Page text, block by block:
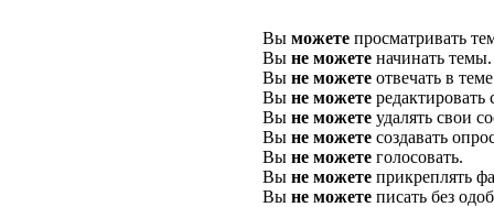
Вы можете просматривать
Вы не можете начинать темы.
Вы не можете отвечать в
Вы не можете
Вы не можете удалять свои
Вы не можете создавать
Вы не можете голосовать.
Вы не можете прикреплять
Вы не можете писать без